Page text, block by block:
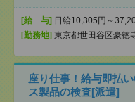
[給 与] 日給10,305円～
[勤務地] 東京都世田谷区豪徳
座り仕事！給与即払
ス製品の検査[派遣]